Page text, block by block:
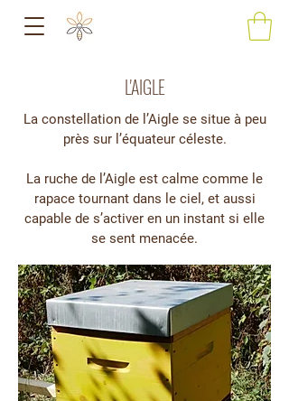
L'AIGLE
La constellation de l’Aigle se situe à peu
près sur l’équateur céleste.
La ruche de l’Aigle est calme comme le
rapace tournant dans le ciel, et aussi
capable de s’activer en un instant si elle
se sent menacée.